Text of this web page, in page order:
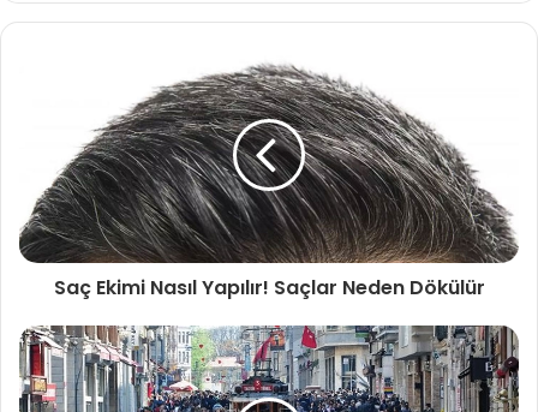
Saç Ekimi Nasıl Yapılır! Saçlar Neden Dökülür